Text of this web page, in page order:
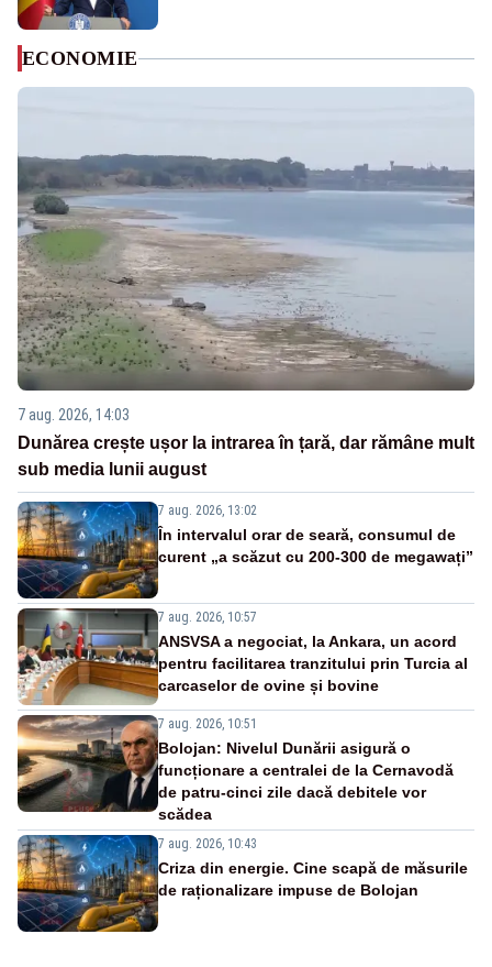
ECONOMIE
7 aug. 2026, 14:03
Dunărea crește ușor la intrarea în țară, dar rămâne mult
sub media lunii august
7 aug. 2026, 13:02
În intervalul orar de seară, consumul de
curent „a scăzut cu 200-300 de megawați”
7 aug. 2026, 10:57
ANSVSA a negociat, la Ankara, un acord
pentru facilitarea tranzitului prin Turcia al
carcaselor de ovine și bovine
7 aug. 2026, 10:51
Bolojan: Nivelul Dunării asigură o
funcționare a centralei de la Cernavodă
de patru-cinci zile dacă debitele vor
scădea
7 aug. 2026, 10:43
Criza din energie. Cine scapă de măsurile
de raționalizare impuse de Bolojan